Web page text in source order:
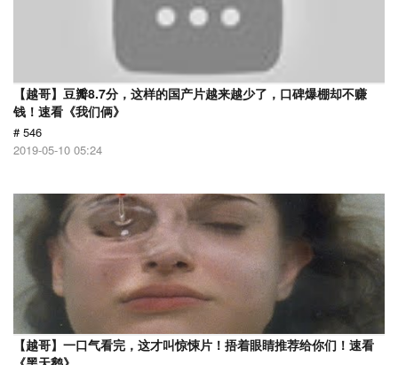
【越哥】豆瓣8.7分，这样的国产片越来越少了，口碑爆棚却不赚
钱！速看《我们俩》
# 546
2019-05-10 05:24
【越哥】一口气看完，这才叫惊悚片！捂着眼睛推荐给你们！速看